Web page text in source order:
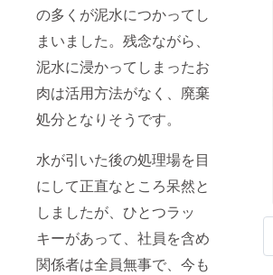
の多くが泥水につかってし
まいました。残念ながら、
泥水に浸かってしまったお
肉は活用方法がなく、廃棄
処分となりそうです。
水が引いた後の処理場を目
にして正直なところ呆然と
しましたが、ひとつラッ
キーがあって、社員を含め
関係者は全員無事で、今も